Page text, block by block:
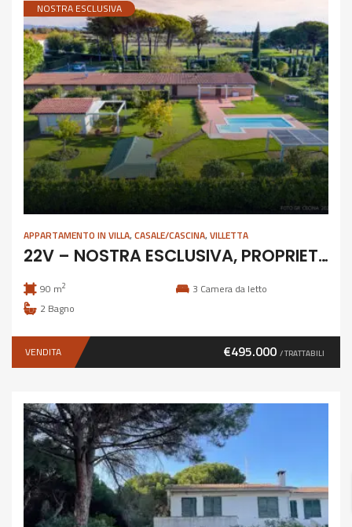
NOSTRA ESCLUSIVA
APPARTAMENTO IN VILLA,CASALE/CASCINA,VILLETTA
22V – NOSTRA ESCLUSIVA, PROPRIETA’ INDIPENDENTE CON PISCINA
90 m2 3 Camera da letto
2 Bagno
VENDITA €495.000 / TRATTABILI